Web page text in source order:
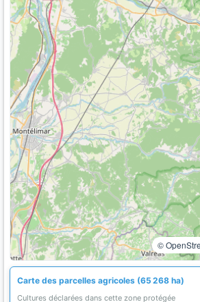
©
Carte des parcelles agricoles (65 268 ha)
Cultures déclarées dans cette zone protégée